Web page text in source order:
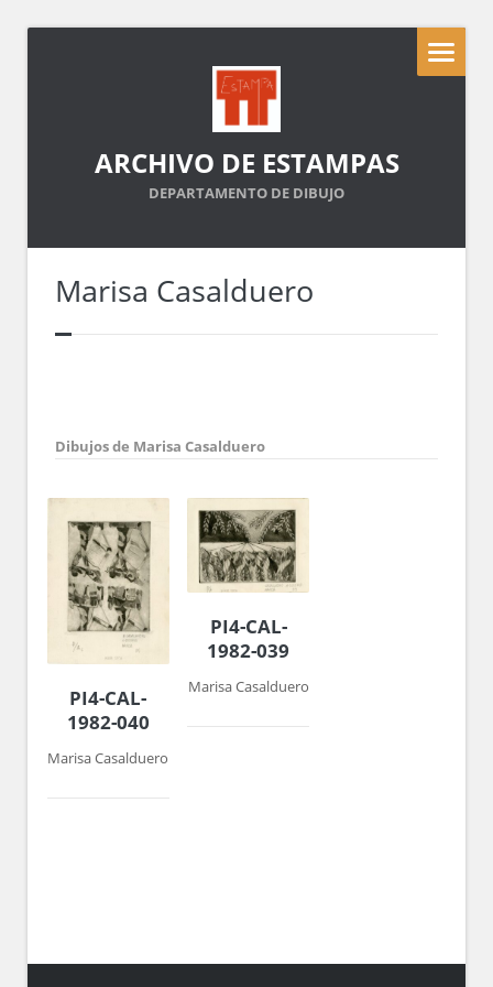
ARCHIVO DE ESTAMPAS
DEPARTAMENTO DE DIBUJO
Marisa Casalduero
Dibujos de Marisa Casalduero
PI4-CAL-
1982-040
Marisa Casalduero
PI4-CAL-
1982-039
Marisa Casalduero